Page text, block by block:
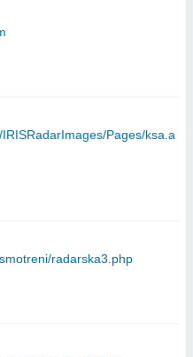
Pages/ksa.a
radarska3.php